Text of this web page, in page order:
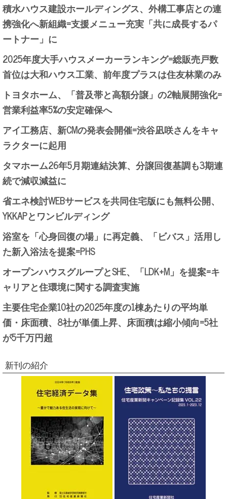
積水ハウス建設ホールディングス、外構工事店との連
携強化へ新組織=支援メニュー充実「共に成長するパ
ートナー」に
2025年度大手ハウスメーカーランキング=総販売戸数
首位は大和ハウス工業、前年度プラスは住友林業のみ
トヨタホーム、「普及帯と高額分譲」の2軸展開強化=
営業利益率5%の安定確保へ
アイ工務店、新CMの発表会開催=渋谷凪咲さんをキャ
ラクターに起用
タマホーム26年5月期連結決算、分譲回復基調も3期連
続で減収減益に
省エネ検討WEBサービスを共同住宅版にも無料公開、
YKKAPとワンビルディング
浴室を「心身回復の場」に再定義、「ビバス」活用し
た新入浴法を提案=PHS
オープンハウスグループとSHE、「LDK+M」を提案=キ
ャリアと住環境に関する調査実施
主要住宅企業10社の2025年度の1棟あたりの平均単
価・床面積、8社が単価上昇、床面積は縮小傾向=5社
が5千万円超
新刊の紹介